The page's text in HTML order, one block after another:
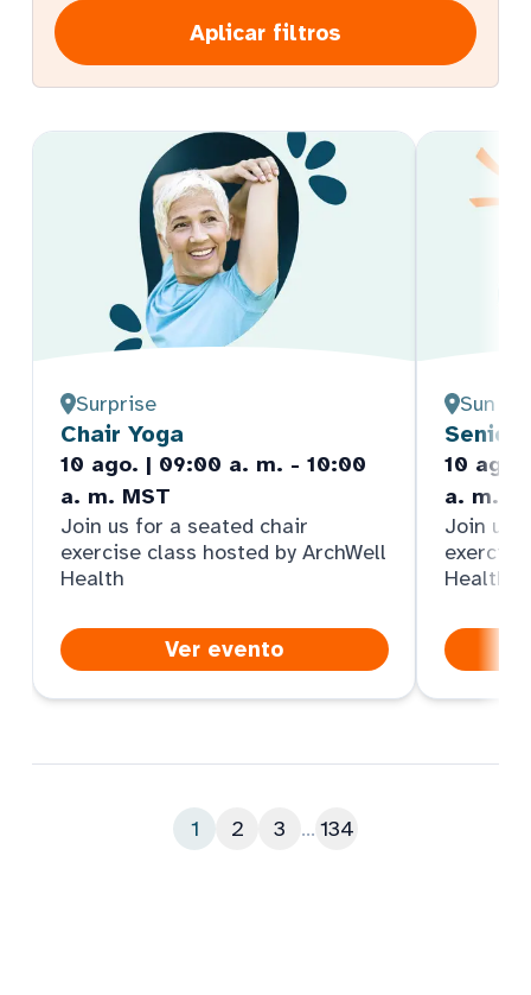
Aplicar filtros
Surprise
Chair Yoga
10 ago. | 09:00 a. m. - 10:00
a. m. MST
Join us for a seated chair
exercise class hosted by ArchWell
Health
Ver evento
Sun
Senior
10
a. m.
Join us
Health
1 2 3 ... 134